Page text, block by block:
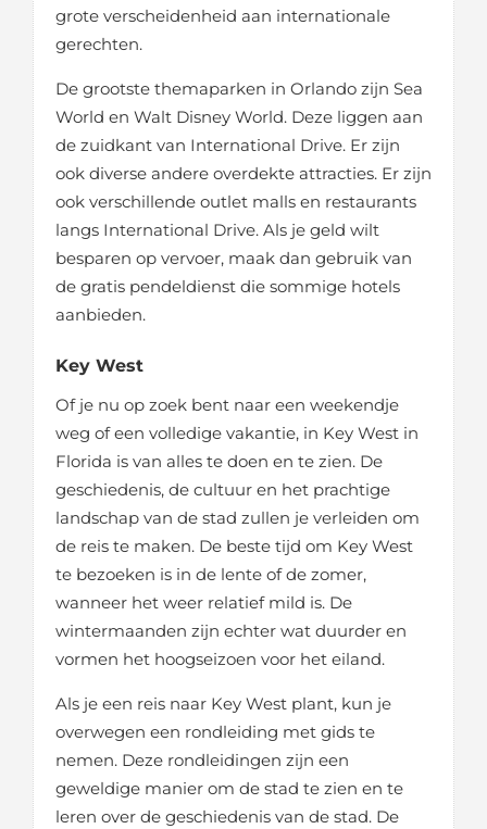
grote verscheidenheid aan internationale
gerechten.
De grootste themaparken in Orlando zijn Sea
World en Walt Disney World. Deze liggen aan
de zuidkant van International Drive. Er zijn
ook diverse andere overdekte attracties. Er zijn
ook verschillende outlet malls en restaurants
langs International Drive. Als je geld wilt
besparen op vervoer, maak dan gebruik van
de gratis pendeldienst die sommige hotels
aanbieden.
Key West
Of je nu op zoek bent naar een weekendje
weg of een volledige vakantie, in Key West in
Florida is van alles te doen en te zien. De
geschiedenis, de cultuur en het prachtige
landschap van de stad zullen je verleiden om
de reis te maken. De beste tijd om Key West
te bezoeken is in de lente of de zomer,
wanneer het weer relatief mild is. De
wintermaanden zijn echter wat duurder en
vormen het hoogseizoen voor het eiland.
Als je een reis naar Key West plant, kun je
overwegen een rondleiding met gids te
nemen. Deze rondleidingen zijn een
geweldige manier om de stad te zien en te
leren over de geschiedenis van de stad. De